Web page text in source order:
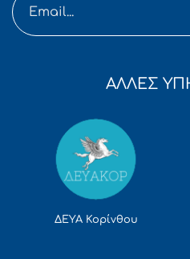
ΑΛΛΕΣ
ΔΕΥΑ Κορίνθου